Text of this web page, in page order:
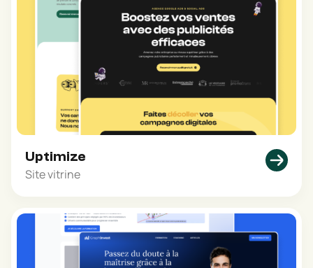
Uptimize
Site vitrine